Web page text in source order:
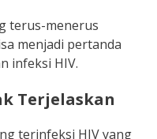
terus-menerus
menjadi pertanda
infeksi HIV.
Terjelaskan
terinfeksi HIV yang